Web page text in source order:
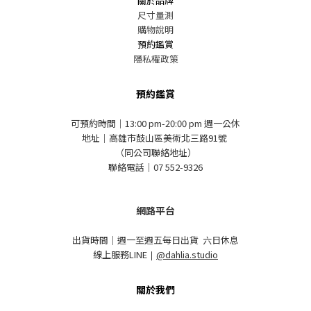
尺寸量測
購物說明
預約鑑賞
隱私權政策
預約鑑賞
可預約時間｜13:00 pm-20:00 pm 週一公休
地址｜高雄市鼓山區美術北三路91號
（同公司聯絡地址）
聯絡電話｜07 552-9326
網路平台
出貨時間｜週一至週五每日出貨 六日休息
線上服務LINE ｜ @dahlia.studio
關於我們